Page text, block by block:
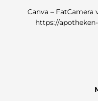
Canva –
https://